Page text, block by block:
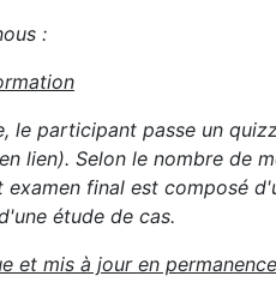
:
le participant passe un
lien). Selon le nombre de
examen final est composé
étude de cas.
et mis à jour en permanence